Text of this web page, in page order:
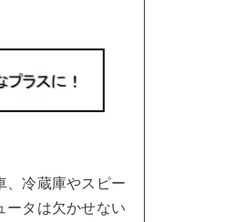
、冷蔵庫やスピー
ータは欠かせない